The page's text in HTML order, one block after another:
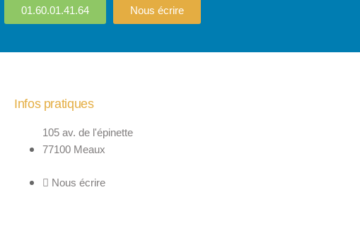
01.60.01.41.64 Nous écrire
Infos pratiques
105 av. de l'épinette
77100 Meaux
Nous écrire